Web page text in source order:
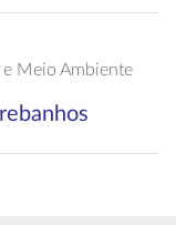
Meio Ambiente